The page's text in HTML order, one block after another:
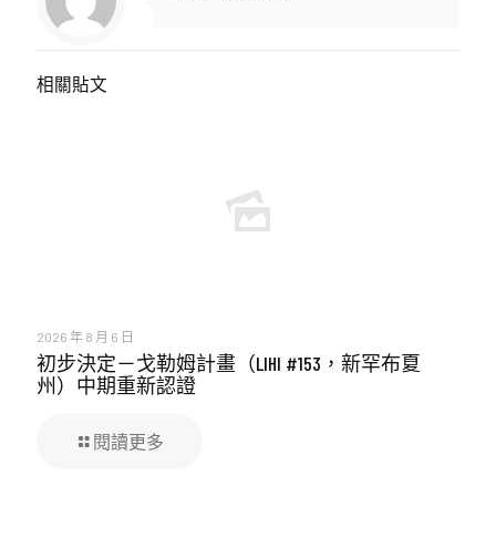
相關貼文
2026 年 8 月 6 日
初步決定－戈勒姆計畫（LIHI #153，新罕布夏
州）中期重新認證
閱讀更多